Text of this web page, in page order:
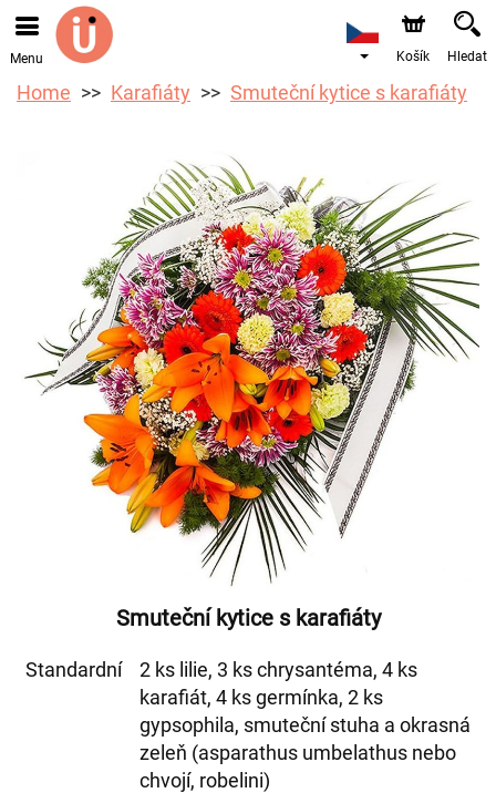
Objednávky přes e-shop přijímáme. Nejbližší možné
doručení je od 10.8.2026 z důvodu dovolené.
Menu Košík Hledat
Home Karafiáty Smuteční kytice s karafiáty
Smuteční kytice s karafiáty
Standardní
2 ks lilie, 3 ks chrysantéma, 4 ks
karafiát, 4 ks germínka, 2 ks
gypsophila, smuteční stuha a okrasná
zeleň (asparathus umbelathus nebo
chvojí, robelini)